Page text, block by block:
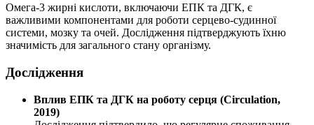
Омега-3 жирні кислоти, включаючи ЕПК та ДГК, є
важливими компонентами для роботи серцево-судинної
системи, мозку та очей. Дослідження підтверджують їхню
значимість для загального стану організму.
Дослідження
Вплив ЕПК та ДГК на роботу серця (Circulation,
2019)